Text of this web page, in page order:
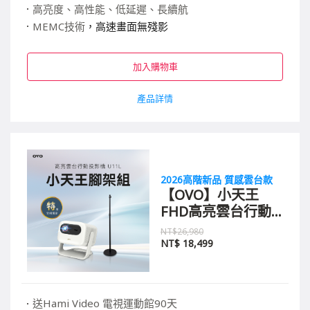
高亮度、高性能、低延遲、長續航
MEMC技術 ，高速畫面無殘影
加入購物車
產品詳情
2026高階新品 質感雲台款
【OVO】小天王
FHD高亮雲台行動
智慧投影機 U11L
腳架組
NT$26,980
NT$ 18,499
送Hami Video 電視運動館90天